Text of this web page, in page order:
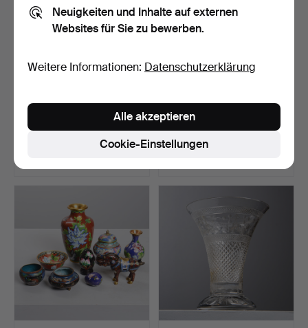
GERDA BOËTHIUS. "Zorn-
Tecknaren, målaren,…
Beendet 4. Aug 2026
TEPPICH, Röllakan,
200x137 cm, signiert GG.
Beendet 4. Aug 2026
22 Gebote
Neuigkeiten und Inhalte auf externen
Websites für Sie zu bewerben.
Weitere Informationen: Datenschutzerklärung
Cookie-Einstellungen
Alle akzeptieren